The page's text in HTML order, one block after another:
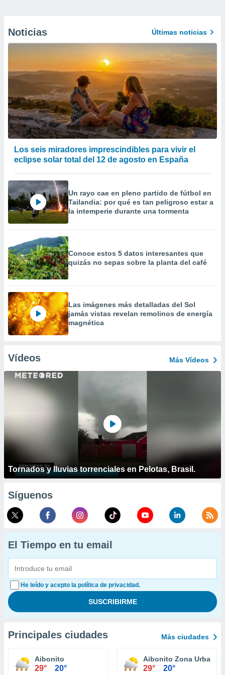
Noticias Últimas noticias
Los seis miradores imprescindibles para vivir el
eclipse solar total del 12 de agosto en España
Un rayo cae en pleno partido de fútbol en
Tailandia: por qué es tan peligroso estar a
la intemperie durante una tormenta
Conoce estos 5 datos interesantes que
quizás no sepas sobre la planta del café
Las imágenes más detalladas del Sol
jamás vistas revelan remolinos de energía
magnética
Vídeos Más Vídeos
Tornados y lluvias torrenciales en Pelotas, Brasil.
Síguenos
El Tiempo en tu email
He leído y acepto la política de privacidad.
Principales ciudades Más ciudades
Aibonito
29° 20°
Aibonito Zona Urbana
29° 20°